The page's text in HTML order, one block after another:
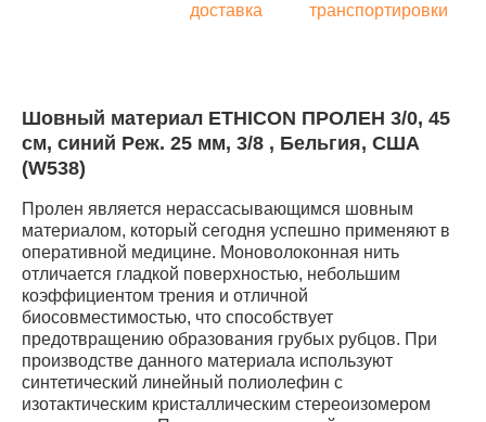
доставка
транспортировки
Шовный материал ETHICON ПРОЛЕН 3/0, 45
см, синий Реж. 25 мм, 3/8 , Бельгия, США
(W538)
Пролен является нерассасывающимся шовным
материалом, который сегодня успешно применяют в
оперативной медицине. Моноволоконная нить
отличается гладкой поверхностью, небольшим
коэффициентом трения и отличной
биосовместимостью, что способствует
предотвращению образования грубых рубцов. При
производстве данного материала используют
синтетический линейный полиолефин с
изотактическим кристаллическим стереоизомером